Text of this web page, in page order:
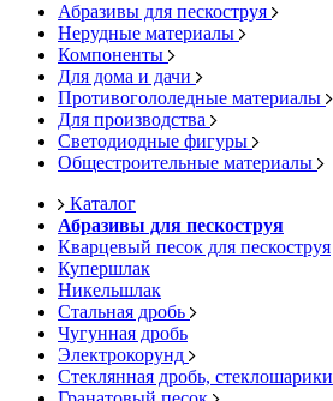
Абразивы для пескоструя
Нерудные материалы
Компоненты
Для дома и дачи
Противогололедные материалы
Для производства
Светодиодные фигуры
Общестроительные материалы
Каталог
Абразивы для пескоструя
Кварцевый песок для пескоструя
Купершлак
Никельшлак
Стальная дробь
Чугунная дробь
Электрокорунд
Стеклянная дробь, стеклошарики